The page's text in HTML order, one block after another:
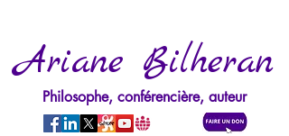
Ariane Bilheran
Philosophe, conférencière, auteur